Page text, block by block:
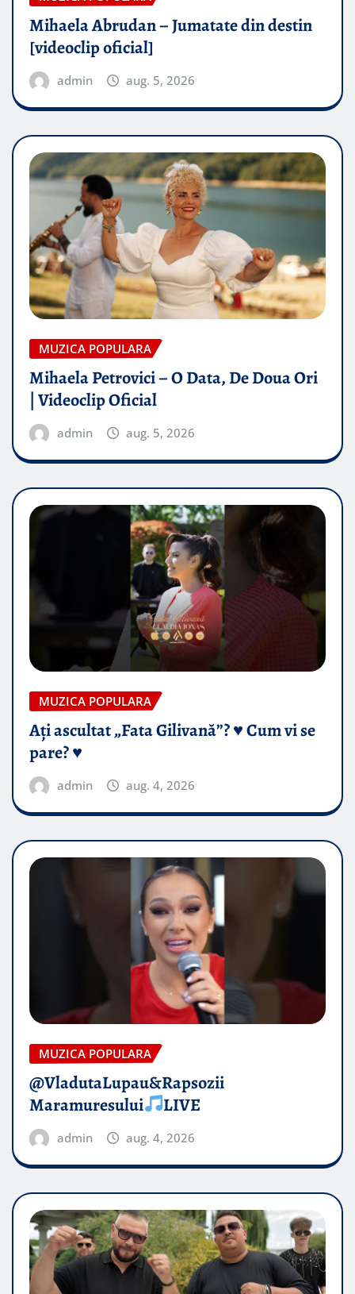
Mihaela Abrudan – Jumatate din destin
[videoclip oficial]
admin aug. 5, 2026
MUZICA POPULARA
Mihaela Petrovici – O Data, De Doua Ori
| Videoclip Oficial
admin aug. 5, 2026
MUZICA POPULARA
Ați ascultat „Fata Gilivană”? ♥️ Cum vi se
pare? ♥️
admin aug. 4, 2026
MUZICA POPULARA
@VladutaLupau&Rapsozii
Maramuresului
LIVE
admin aug. 4, 2026